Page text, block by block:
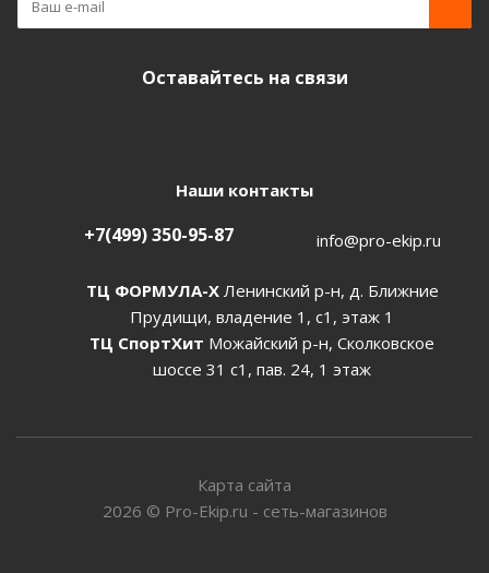
Оставайтесь на связи
Наши контакты
+7(499) 350-95-87 info@pro-ekip.ru
ТЦ ФОРМУЛА-ХЛенинский р-н, д. Ближние
Прудищи, владение 1, с1, этаж 1
ТЦ СпортХит Можайский р-н, Сколковское
шоссе 31 с1, пав. 24, 1 этаж
Карта сайта
2026 © Pro-Ekip.ru - сеть-магазинов